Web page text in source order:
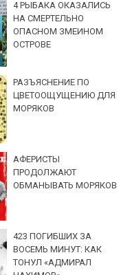
4 РЫБАКА ОКАЗАЛИСЬ
НА СМЕРТЕЛЬНО
ОПАСНОМ ЗМЕИНОМ
ОСТРОВЕ
РАЗЪЯСНЕНИЕ ПО
ЦВЕТООЩУЩЕНИЮ ДЛЯ
МОРЯКОВ
АФЕРИСТЫ
ПРОДОЛЖАЮТ
ОБМАНЫВАТЬ МОРЯКОВ
423 ПОГИБШИХ ЗА
ВОСЕМЬ МИНУТ: КАК
ТОНУЛ «АДМИРАЛ